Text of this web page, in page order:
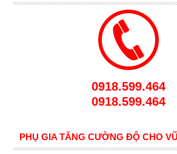
0918.599.464
0918.599.464
PHỤ GIA TĂNG CƯỜNG ĐỘ CHO